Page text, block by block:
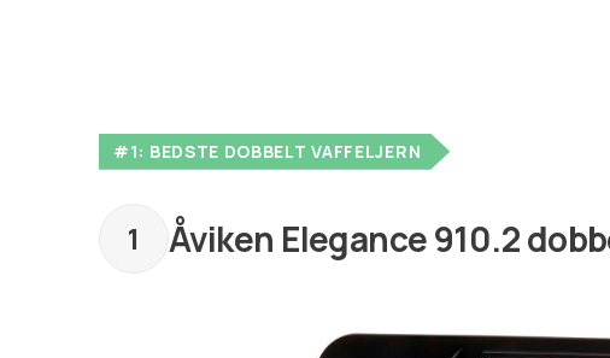
#1: BEDSTE DOBBELT VAFFELJERN
Åviken Elegance 910.2